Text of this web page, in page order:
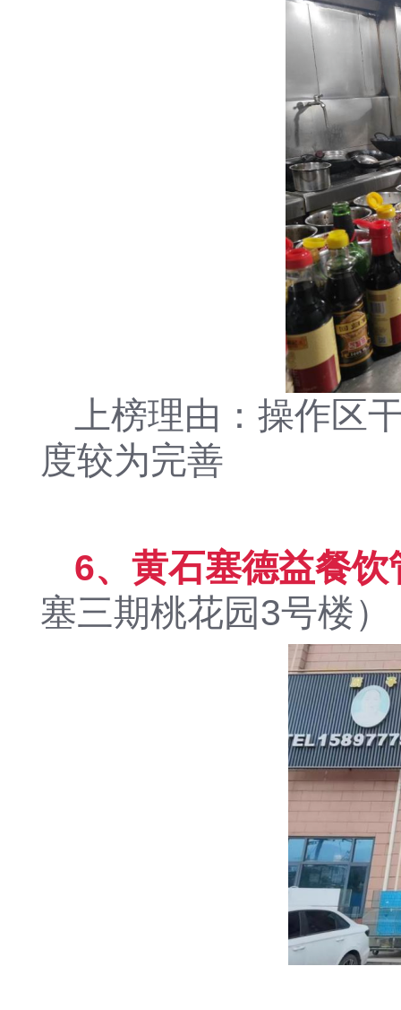
上榜理由：操作区
度较为完善
6、黄石塞德益餐
塞三期桃花园3号楼）